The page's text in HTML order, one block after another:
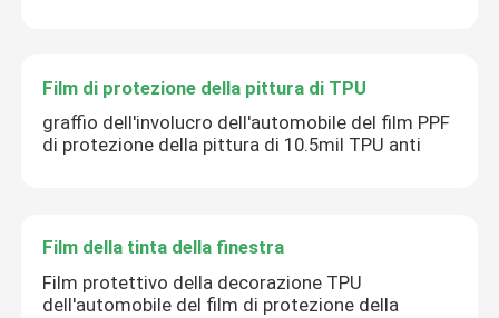
Film di protezione della pittura di TPU
graffio dell'involucro dell'automobile del film PPF
di protezione della pittura di 10.5mil TPU anti
Film della tinta della finestra
Film protettivo della decorazione TPU
dell'automobile del film di protezione della